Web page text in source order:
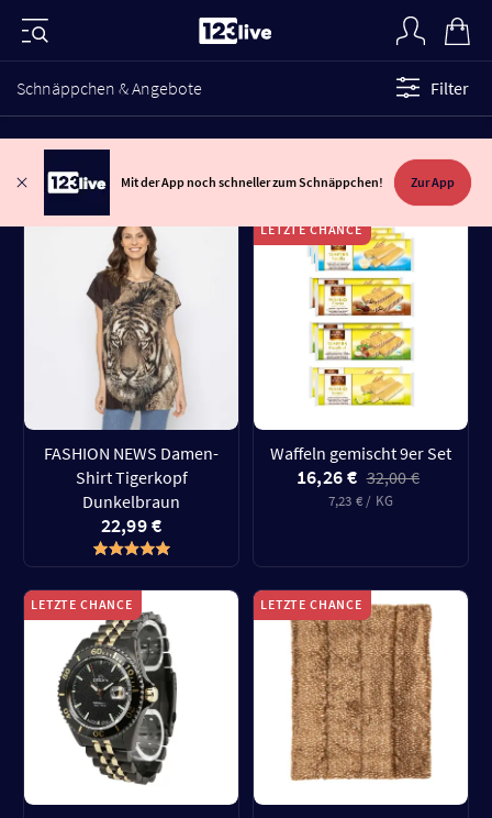
Schnäppchen & Angebote Filter
Mit der App noch schneller zum Schnäppchen! Zur App
FASHION NEWS Damen-
Shirt Tigerkopf
Dunkelbraun
22,99 €
LETZTE CHANCE
Waffeln gemischt 9er Set
16,26 € 32,00 €
7,23 € / KG
LETZTE CHANCE LETZTE CHANCE